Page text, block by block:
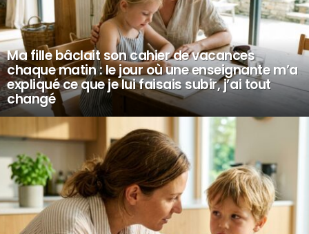
Ma fille bâclait son cahier de vacances
chaque matin : le jour où une enseignante m’a
expliqué ce que je lui faisais subir, j’ai tout
changé